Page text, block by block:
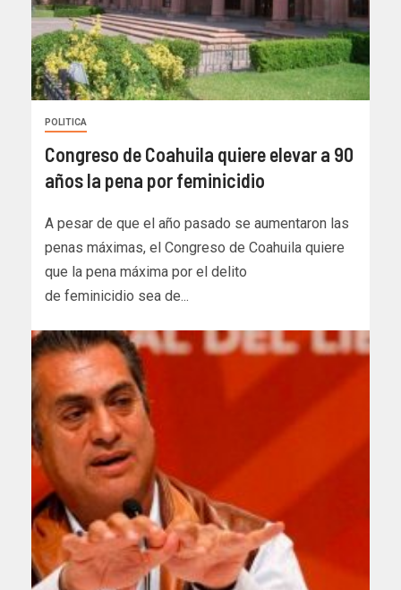
POLITICA
Congreso de Coahuila quiere elevar a 90
años la pena por feminicidio
A pesar de que el año pasado se aumentaron las
penas máximas, el Congreso de Coahuila quiere
que la pena máxima por el delito
de feminicidio sea de...